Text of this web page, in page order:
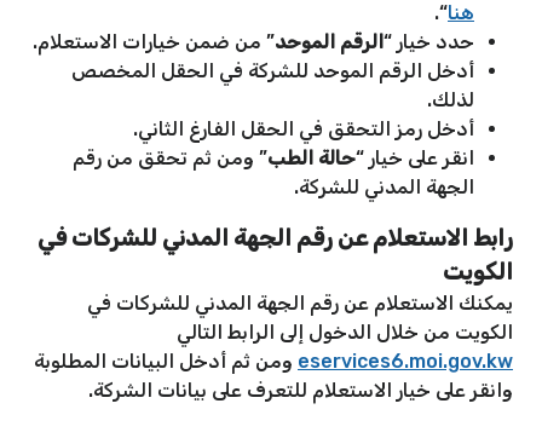
هنا“.
حدد خيار “الرقم الموحد” من ضمن خيارات الاستعلام.
أدخل الرقم الموحد للشركة في الحقل المخصص
لذلك.
أدخل رمز التحقق في الحقل الفارغ الثاني.
انقر على خيار “حالة الطب” ومن ثم تحقق من رقم
الجهة المدني للشركة.
رابط الاستعلام عن رقم الجهة المدني للشركات في
الكويت
يمكنك الاستعلام عن رقم الجهة المدني للشركات في
الكويت من خلال الدخول إلى الرابط التالي
eservices6.moi.gov.kw ومن ثم أدخل البيانات المطلوبة
وانقر على خيار الاستعلام للتعرف على بيانات الشركة.